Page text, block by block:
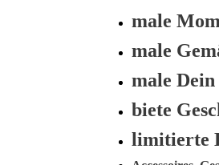
male
male
male
biete
limitierte